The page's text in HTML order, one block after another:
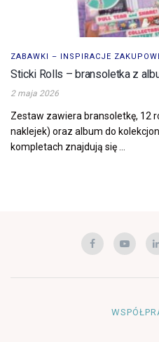
ZABAWKI – INSPIRACJE
Sticki Rolls – bransoletka z
2 maja 2026
Zestaw zawiera bransoletkę, 12
naklejek) oraz album do
kompletach znajdują się ...